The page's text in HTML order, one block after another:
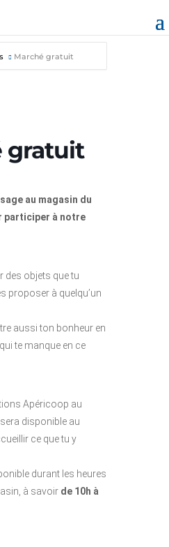
Marché gratuit
gratuit
au magasin du
participer à notre
des objets que tu
proposer à quelqu’un
aussi ton bonheur en
te manque en ce
Apéricoop au
disponible au
ce que tu y
durant les heures
à savoir de 10h à